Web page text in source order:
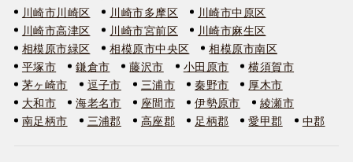
川崎市川崎区
川崎市多摩区
川崎市中原区
川崎市高津区
川崎市宮前区
川崎市麻生区
相模原市緑区
相模原市中央区
相模原市南区
平塚市
鎌倉市 藤沢市 小田原市
横須賀市
茅ヶ崎市
逗子市 三浦市 秦野市
厚木市
大和市
海老名市 座間市 伊勢原市
綾瀬市
南足柄市
三浦郡 高座郡 足柄郡 愛甲郡 中郡